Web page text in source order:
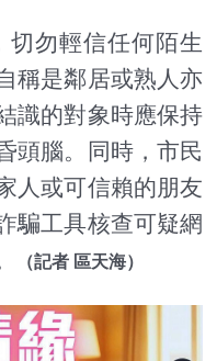
勿輕信任何陌生
稱是鄰居或熟人亦
識的對象時應保持
頭腦。同時，市民
人或可信賴的朋友
騙工具核查可疑網
（記者 區天海）